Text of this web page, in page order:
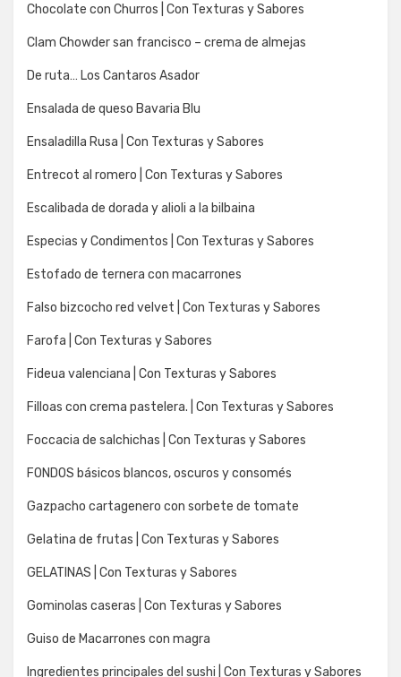
Chocolate con Churros | Con Texturas y Sabores
Clam Chowder san francisco – crema de almejas
De ruta… Los Cantaros Asador
Ensalada de queso Bavaria Blu
Ensaladilla Rusa | Con Texturas y Sabores
Entrecot al romero | Con Texturas y Sabores
Escalibada de dorada y alioli a la bilbaina
Especias y Condimentos | Con Texturas y Sabores
Estofado de ternera con macarrones
Falso bizcocho red velvet | Con Texturas y Sabores
Farofa | Con Texturas y Sabores
Fideua valenciana | Con Texturas y Sabores
Filloas con crema pastelera. | Con Texturas y Sabores
Foccacia de salchichas | Con Texturas y Sabores
FONDOS básicos blancos, oscuros y consomés
Gazpacho cartagenero con sorbete de tomate
Gelatina de frutas | Con Texturas y Sabores
GELATINAS | Con Texturas y Sabores
Gominolas caseras | Con Texturas y Sabores
Guiso de Macarrones con magra
Ingredientes principales del sushi | Con Texturas y Sabores